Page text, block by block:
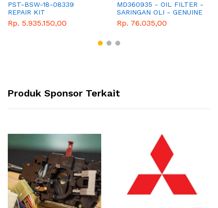
PST-BSW-18-08339
REPAIR KIT
Rp. 5.935.150,00
MD360935 - OIL FILTER -
SARINGAN OLI - GENUINE
SPAREPART MITSUBISHI
Rp. 76.035,00
Produk Sponsor Terkait